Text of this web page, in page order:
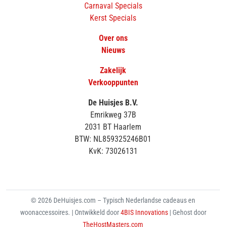
Carnaval Specials
Kerst Specials
Over ons
Nieuws
Zakelijk
Verkooppunten
De Huisjes B.V.
Emrikweg 37B
2031 BT Haarlem
BTW: NL859325246B01
KvK: 73026131
© 2026 DeHuisjes.com – Typisch Nederlandse cadeaus en
woonaccessoires. | Ontwikkeld door4BIS Innovations | Gehost door
TheHostMasters.com